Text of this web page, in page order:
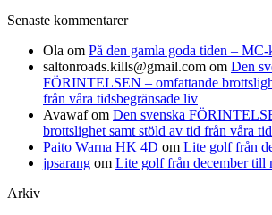
Senaste kommentarer
Ola om På den gamla goda tiden –
saltonroads.kills@gmail.com om Den
FÖRINTELSEN – omfattande
från våra tidsbegränsade liv
Avawafom Den svenska
brottslighet samt stöld av tid från våra
Paito Warna HK 4D om Lite golf från
jpsarang om Lite golf från december till
Arkiv